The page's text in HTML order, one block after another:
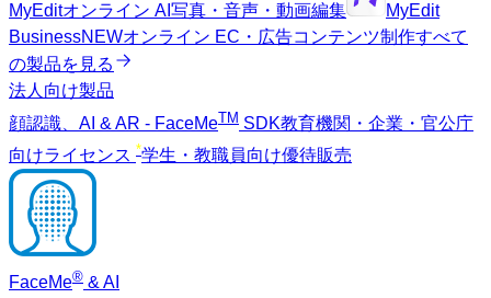
MyEditオンライン AI写真・音声・動画編集
MyEdit
BusinessNEWオンライン EC・広告コンテンツ制作すべて
の製品を見る
法人向け製品
顔認識、AI & AR - FaceMeTM SDK教育機関・企業・官公庁
向けライセンス *学生・教職員向け優待販売
FaceMe® & AI